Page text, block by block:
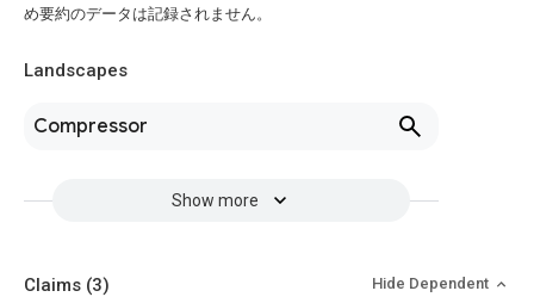
め要約のデータは記録されません。
Landscapes
Compressor
Show more
Claims (3) Hide Dependent